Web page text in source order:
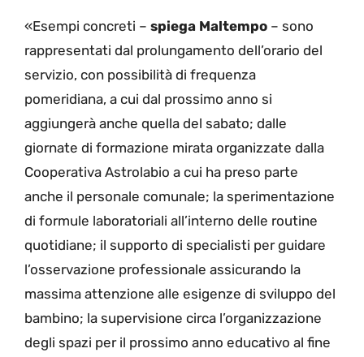
«Esempi concreti – spiega Maltempo – sono
rappresentati dal prolungamento dell’orario del
servizio, con possibilità di frequenza
pomeridiana, a cui dal prossimo anno si
aggiungerà anche quella del sabato; dalle
giornate di formazione mirata organizzate dalla
Cooperativa Astrolabio a cui ha preso parte
anche il personale comunale; la sperimentazione
di formule laboratoriali all’interno delle routine
quotidiane; il supporto di specialisti per guidare
l’osservazione professionale assicurando la
massima attenzione alle esigenze di sviluppo del
bambino; la supervisione circa l’organizzazione
degli spazi per il prossimo anno educativo al fine